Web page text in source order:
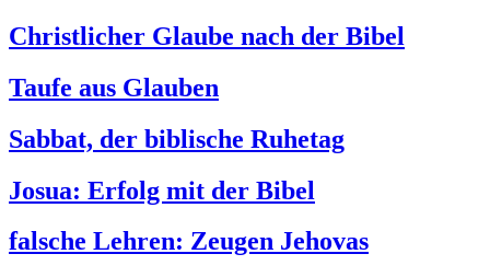
Christlicher Glaube nach der Bibel
Taufe aus Glauben
Sabbat, der biblische Ruhetag
Josua: Erfolg mit der Bibel
falsche Lehren: Zeugen Jehovas